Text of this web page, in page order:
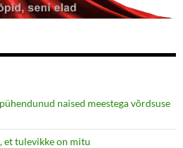
naised meestega võrdsuse
et tulevikke on mitu